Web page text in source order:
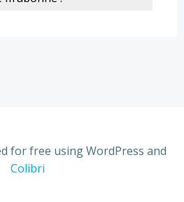
for free using WordPress and
Colibri